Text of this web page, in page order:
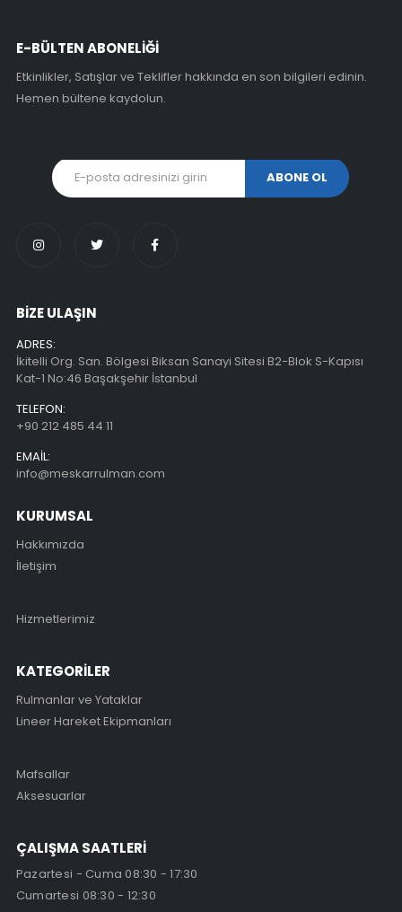
E-BÜLTEN ABONELİĞİ
Etkinlikler, Satışlar ve Teklifler hakkında en son bilgileri edinin.
Hemen bültene kaydolun.
BİZE ULAŞIN
ADRES:
İkitelli Org. San. Bölgesi Biksan Sanayi Sitesi B2-Blok S-Kapısı
Kat-1 No:46 Başakşehir İstanbul
TELEFON:
+90 212 485 44 11
EMAIL:
info@meskarrulman.com
KURUMSAL
Hakkımızda
İletişim
Hizmetlerimiz
KATEGORİLER
Rulmanlar ve Yataklar
Lineer Hareket Ekipmanları
Mafsallar
Aksesuarlar
ÇALIŞMA SAATLERİ
Pazartesi - Cuma 08:30 - 17:30
Cumartesi 08:30 - 12:30